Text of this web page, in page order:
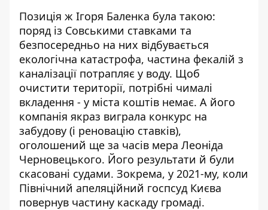
Позиція ж Ігоря Баленка була такою:
поряд із Совськими ставками та
безпосередньо на них відбувається
екологічна катастрофа, частина фекалій з
каналізації потрапляє у воду. Щоб
очистити території, потрібні чималі
вкладення - у міста коштів немає. А його
компанія якраз виграла конкурс на
забудову (і реновацію ставків),
оголошений ще за часів мера Леоніда
Черновецького. Його результати й були
скасовані судами. Зокрема, у 2021-му, коли
Північний апеляційний госпсуд Києва
повернув частину каскаду громаді.